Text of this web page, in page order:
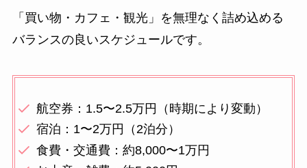
「買い物・カフェ・観光」を無理なく詰め込める
バランスの良いスケジュールです。
航空券：1.5〜2.5万円（時期により変動）
宿泊：1〜2万円（2泊分）
食費・交通費：約8,000〜1万円